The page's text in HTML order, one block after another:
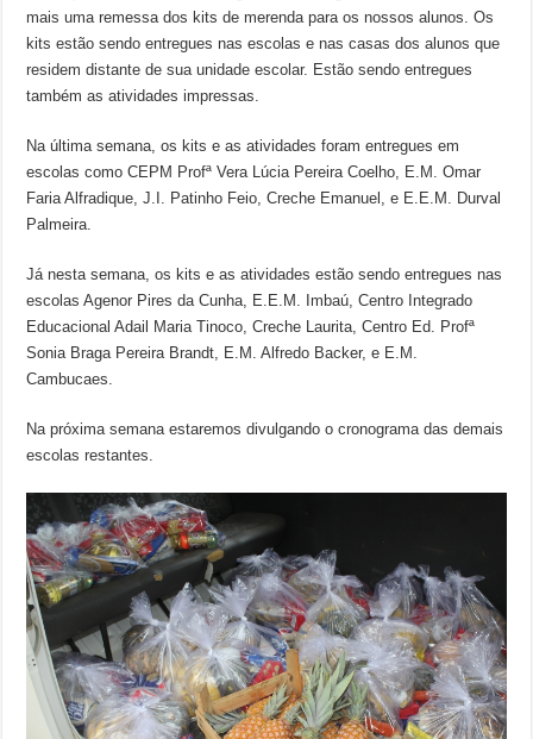
mais uma remessa dos kits de merenda para os nossos alunos. Os
kits estão sendo entregues nas escolas e nas casas dos alunos que
residem distante de sua unidade escolar. Estão sendo entregues
também as atividades impressas.
Na última semana, os kits e as atividades foram entregues em
escolas como CEPM Profª Vera Lúcia Pereira Coelho, E.M. Omar
Faria Alfradique, J.I. Patinho Feio, Creche Emanuel, e E.E.M. Durval
Palmeira.
Já nesta semana, os kits e as atividades estão sendo entregues nas
escolas Agenor Pires da Cunha, E.E.M. Imbaú, Centro Integrado
Educacional Adail Maria Tinoco, Creche Laurita, Centro Ed. Profª
Sonia Braga Pereira Brandt, E.M. Alfredo Backer, e E.M.
Cambucaes.
Na próxima semana estaremos divulgando o cronograma das demais
escolas restantes.